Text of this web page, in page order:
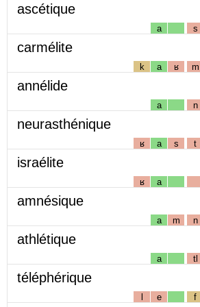
ascétique
a s
carmélite
k a ʁ m
annélide
a n
neurasthénique
ʁ a s t
israélite
ʁ a
amnésique
a m n
athlétique
a tl
téléphérique
l e f